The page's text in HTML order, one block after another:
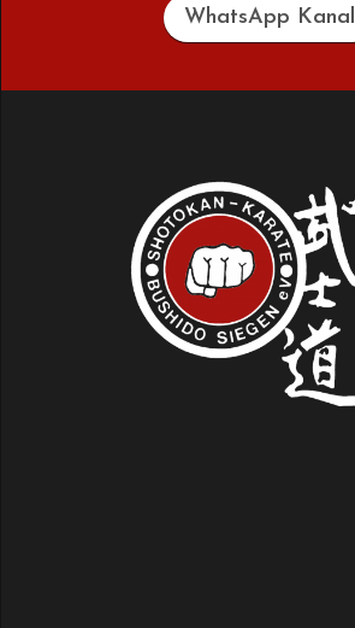
WhatsApp Kanal